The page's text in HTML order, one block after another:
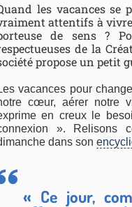
les vacances se
attentifs à vivre
de sens ?
de la
propose un petit
vacances pour
cœur, aérer notre
en creux le
». Relisons
dans son
« Ce jour,